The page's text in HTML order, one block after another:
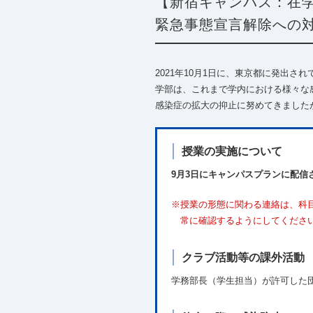
緊急事態宣言解除への
2021年10月1日に、東京都に発出さ
学部は、これまで学内における様々
感染症の拡大の抑止に努めてきまし
授業の実施について
9月3日にキャンパスプランに配
※授業の形態に関わる連絡は、科
常に確認するようにしてくださ
クラブ活動等の課外活動
学務部長（学生担当）が許可した